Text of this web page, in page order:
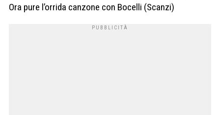
Ora pure l’orrida canzone con Bocelli (Scanzi)